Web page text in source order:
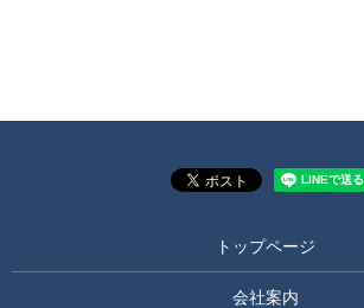
トップページ
会社案内